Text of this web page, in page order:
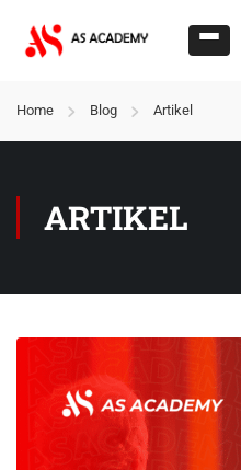
Home Blog Artikel
ARTIKEL